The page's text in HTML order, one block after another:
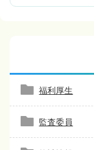
福利厚生
監査委員